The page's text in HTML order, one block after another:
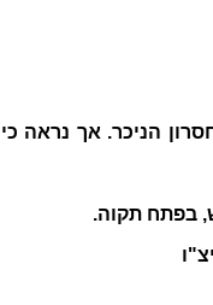
הניכר. אך נראה כי
בפתח תקוה.